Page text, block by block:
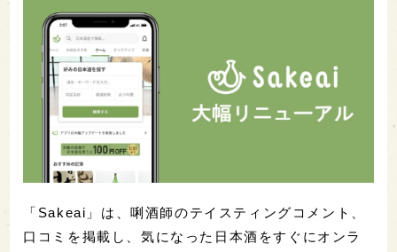
「Sakeai」は、唎酒師のテイスティングコメント、
口コミを掲載し、気になった日本酒をすぐにオンラ